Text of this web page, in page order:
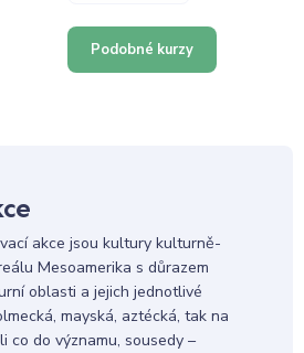
Podobné kurzy
akce jsou kultury kulturně-
Mesoamerika s důrazem
oblasti a jejich jednotlivé
mayská, aztécká, tak na
co do významu, sousedy –